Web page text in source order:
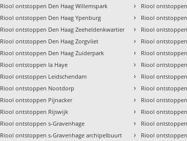
Riool ontstoppen Den Haag Willemspark
Riool ontstoppen Den Haag Ypenburg
Riool ontstoppen Den Haag Zeeheldenkwartier
Riool ontstoppen Den Haag Zorgvliet
Riool ontstoppen Den Haag Zuiderpark
Riool ontstoppen la Haye
Riool ontstoppen Leidschendam
Riool ontstoppen Nootdorp
Riool ontstoppen Pijnacker
Riool ontstoppen Rijswijk
Riool ontstoppen s-Gravenhage
Riool ontstoppen s-Gravenhage archipelbuurt
› Riool
› Riool
› Riool
› Riool
› Riool
› Riool
› Riool
› Riool
› Riool
› Riool
› Riool
› Riool